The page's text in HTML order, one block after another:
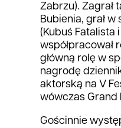
Zabrzu). Zagrał
Bubienia, grał
(Kubuś Fatalista
współpracował
główną rolę w
nagrodę
aktorską na V
wówczas Grand
Gościnnie